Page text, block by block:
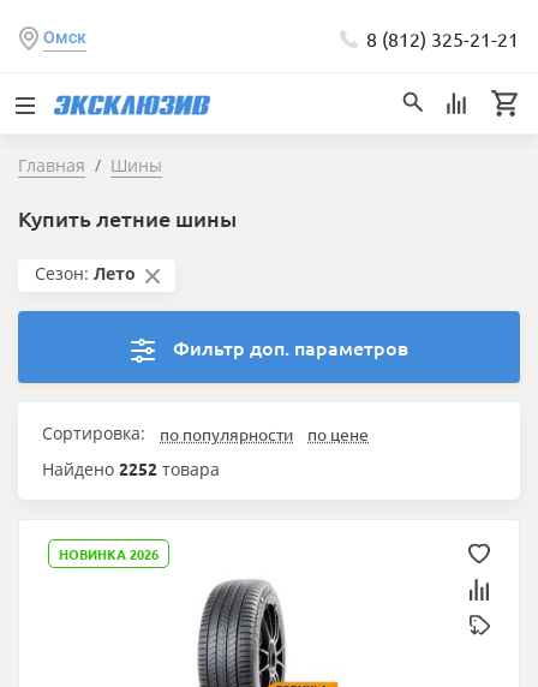
Омск 8 (812) 325-21-21
Главная Шины
Купить летние шины
Сезон: Лето
Фильтр доп. параметров
Сортировка: по популярности по цене
Найдено 2252 товара
НОВИНКА 2026